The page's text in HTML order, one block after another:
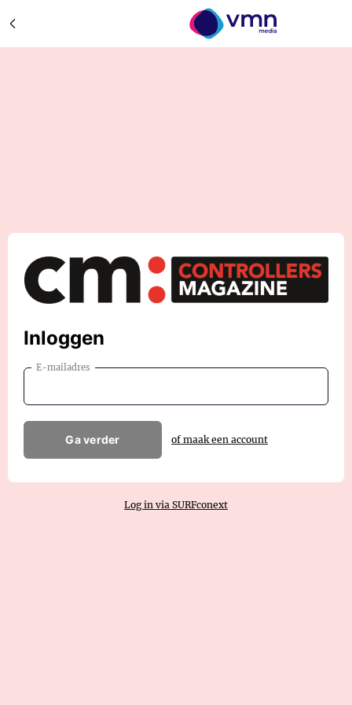
Inloggen
E-mailadres
Ga verder of maak een account
Log in via SURFconext